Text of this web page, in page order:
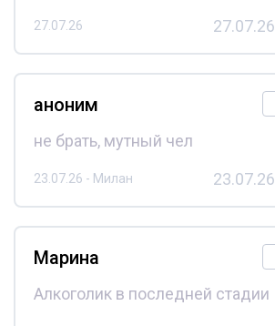
27.07.26 27.07.26
аноним
не брать, мутный чел
23.07.26 - Милан 23.07.26
Марина
Алкоголик в последней стадии